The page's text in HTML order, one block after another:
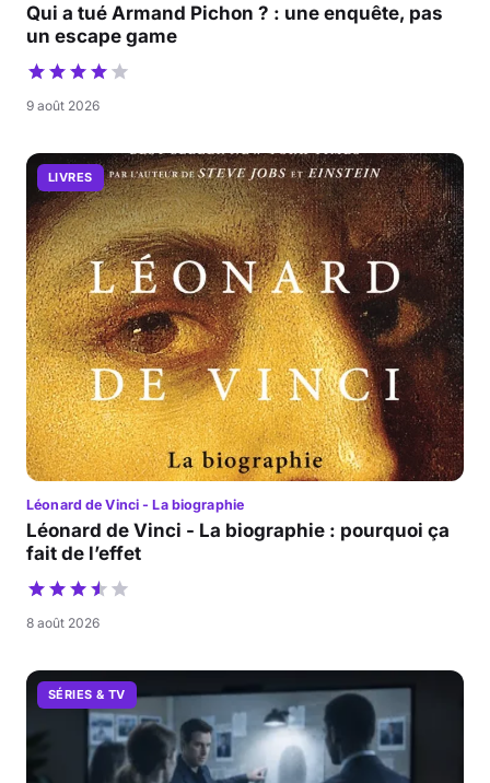
Qui a tué Armand Pichon ? : une enquête, pas
un escape game
9 août 2026
LIVRES
Léonard de Vinci - La biographie
Léonard de Vinci - La biographie : pourquoi ça
fait de l’effet
8 août 2026
SÉRIES & TV